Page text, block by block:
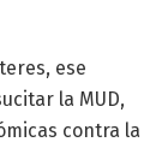
ese
la MUD,
contra la